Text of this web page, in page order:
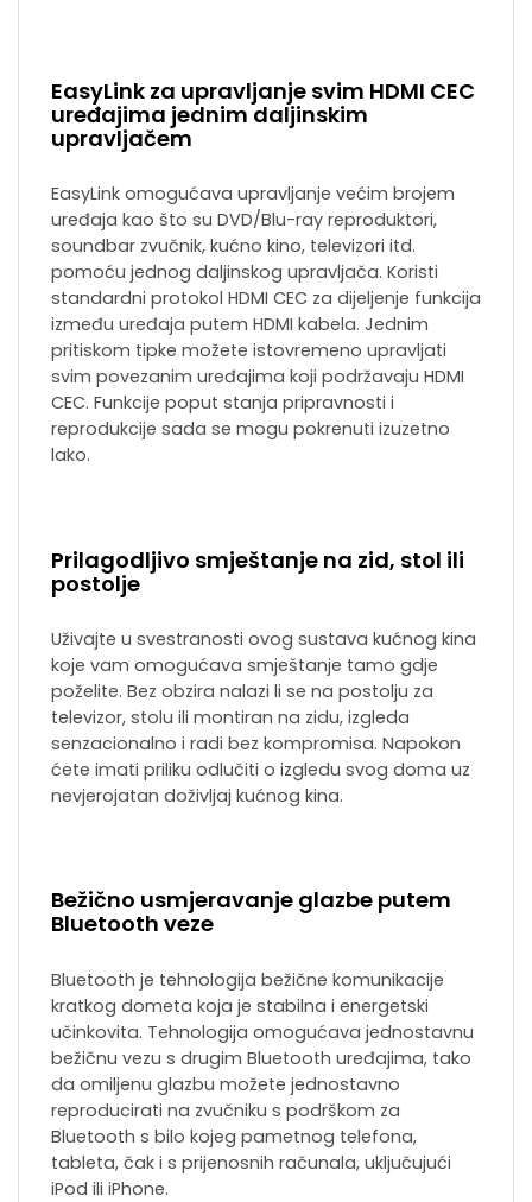
EasyLink za upravljanje svim HDMI CEC
uređajima jednim daljinskim
upravljačem
EasyLink omogućava upravljanje većim brojem
uređaja kao što su DVD/Blu-ray reproduktori,
soundbar zvučnik, kućno kino, televizori itd.
pomoću jednog daljinskog upravljača. Koristi
standardni protokol HDMI CEC za dijeljenje funkcija
između uređaja putem HDMI kabela. Jednim
pritiskom tipke možete istovremeno upravljati
svim povezanim uređajima koji podržavaju HDMI
CEC. Funkcije poput stanja pripravnosti i
reprodukcije sada se mogu pokrenuti izuzetno
lako.
Prilagodljivo smještanje na zid, stol ili
postolje
Uživajte u svestranosti ovog sustava kućnog kina
koje vam omogućava smještanje tamo gdje
poželite. Bez obzira nalazi li se na postolju za
televizor, stolu ili montiran na zidu, izgleda
senzacionalno i radi bez kompromisa. Napokon
ćete imati priliku odlučiti o izgledu svog doma uz
nevjerojatan doživljaj kućnog kina.
Bežično usmjeravanje glazbe putem
Bluetooth veze
Bluetooth je tehnologija bežične komunikacije
kratkog dometa koja je stabilna i energetski
učinkovita. Tehnologija omogućava jednostavnu
bežičnu vezu s drugim Bluetooth uređajima, tako
da omiljenu glazbu možete jednostavno
reproducirati na zvučniku s podrškom za
Bluetooth s bilo kojeg pametnog telefona,
tableta, čak i s prijenosnih računala, uključujući
iPod ili iPhone.